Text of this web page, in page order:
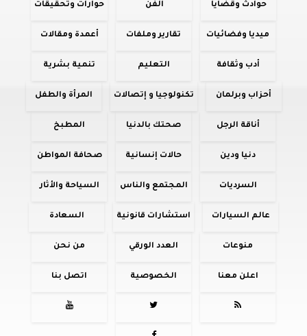
حوادث وقضايا الفن حوارات وتحقيقات
ميديا وفضائيات تقارير وملفات أعمدة ومقالات
أدب وثقافة التعليم تنمية بشرية
أحزاب وبرلمان تكنولوجيا و إتصالات المرأة والطفل
أناقة الرجل صحتك بالدنيا المطبخ
دنيا ودين حالات إنسانية صحافة المواطن
السرديات المجتمع والناس السياحة والأثار
عالم السيارات استشارات قانونية السعادة
منوعات العدد الورقي من نحن
اعلن معنا الخصوصية اتصل بنا


